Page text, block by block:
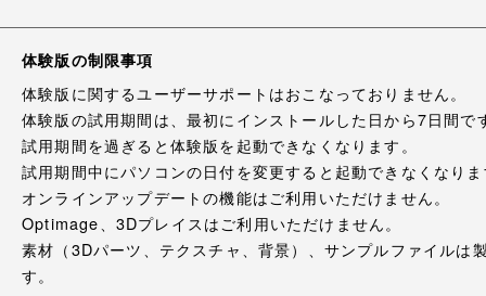
体験版の制限事項
体験版に関するユーザーサポートはおこなっておりません。
体験版の試用期間は、最初にインストールした日から7日間で
試用期間を過ぎると体験版を起動できなくなります。
試用期間中にパソコンの日付を変更すると起動できなくなり
オンラインアップデートの機能はご利用いただけません。
Optimage、3Dプレイスはご利用いただけません。
素材（3Dパーツ、テクスチャ、背景）、サンプルファイルは
す。